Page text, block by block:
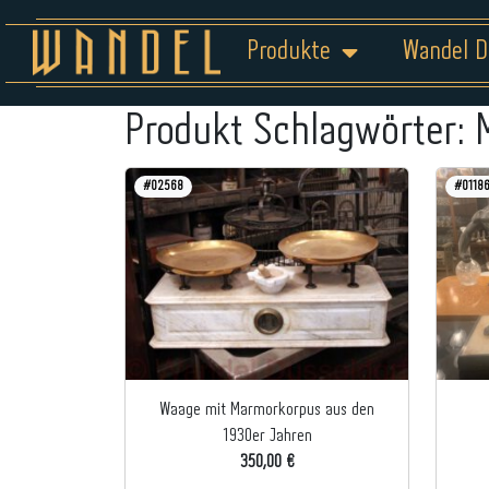
Produkte Wandel
Produkt Schlagwörter:
#02568
Waage mit Marmorkorpus aus den
1930er Jahren
350,00 €
#01186